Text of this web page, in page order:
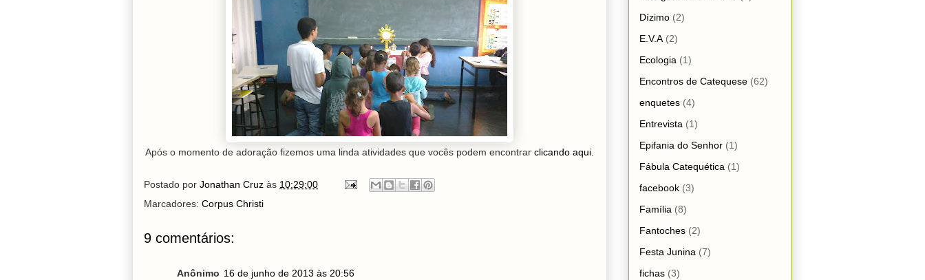
Após o momento de adoração fizemos uma linda atividades que vocês podem encontrar clicando aqui.
Postado por Jonathan Cruz às 10:29:00
Marcadores: Corpus Christi
9 comentários:
Anônimo 16 de junho de 2013 às 20:56
Dízimo (2)
E.V.A (2)
Ecologia (1)
Encontros de Catequese (62)
enquetes (4)
Entrevista (1)
Epifania do Senhor (1)
Fábula Catequética (1)
facebook (3)
Família (8)
Fantoches (2)
Festa Junina (7)
fichas (3)